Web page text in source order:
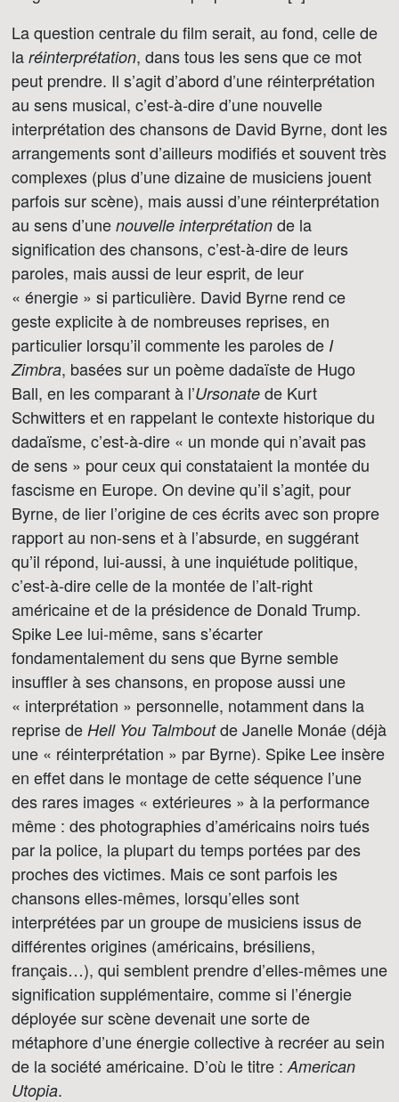
La question centrale du film serait, au fond, celle de
la réinterprétation, dans tous les sens que ce mot
peut prendre. Il s’agit d’abord d’une réinterprétation
au sens musical, c’est-à-dire d’une nouvelle
interprétation des chansons de David Byrne, dont les
arrangements sont d’ailleurs modifiés et souvent très
complexes (plus d’une dizaine de musiciens jouent
parfois sur scène), mais aussi d’une réinterprétation
au sens d’une nouvelle interprétation de la
signification des chansons, c’est-à-dire de leurs
paroles, mais aussi de leur esprit, de leur
« énergie » si particulière. David Byrne rend ce
geste explicite à de nombreuses reprises, en
particulier lorsqu’il commente les paroles de I
Zimbra, basées sur un poème dadaïste de Hugo
Ball, en les comparant à l’Ursonate de Kurt
Schwitters et en rappelant le contexte historique du
dadaïsme, c’est-à-dire « un monde qui n’avait pas
de sens » pour ceux qui constataient la montée du
fascisme en Europe. On devine qu’il s’agit, pour
Byrne, de lier l’origine de ces écrits avec son propre
rapport au non-sens et à l’absurde, en suggérant
qu’il répond, lui-aussi, à une inquiétude politique,
c’est-à-dire celle de la montée de l’alt-right
américaine et de la présidence de Donald Trump.
Spike Lee lui-même, sans s’écarter
fondamentalement du sens que Byrne semble
insuffler à ses chansons, en propose aussi une
« interprétation » personnelle, notamment dans la
reprise de Hell You Talmboutde Janelle Monáe (déjà
une « réinterprétation » par Byrne). Spike Lee insère
en effet dans le montage de cette séquence l’une
des rares images « extérieures » à la performance
même : des photographies d’américains noirs tués
par la police, la plupart du temps portées par des
proches des victimes. Mais ce sont parfois les
chansons elles-mêmes, lorsqu’elles sont
interprétées par un groupe de musiciens issus de
différentes origines (américains, brésiliens,
français…), qui semblent prendre d’elles-mêmes une
signification supplémentaire, comme si l’énergie
déployée sur scène devenait une sorte de
métaphore d’une énergie collective à recréer au sein
de la société américaine. D’où le titre : American
Utopia.